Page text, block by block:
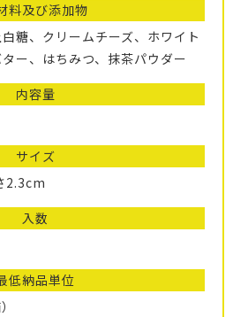
料及び添加物
糖、クリームチーズ、ホワイト
ー、はちみつ、抹茶パウダー
内容量
サイズ
入数
低納品単位